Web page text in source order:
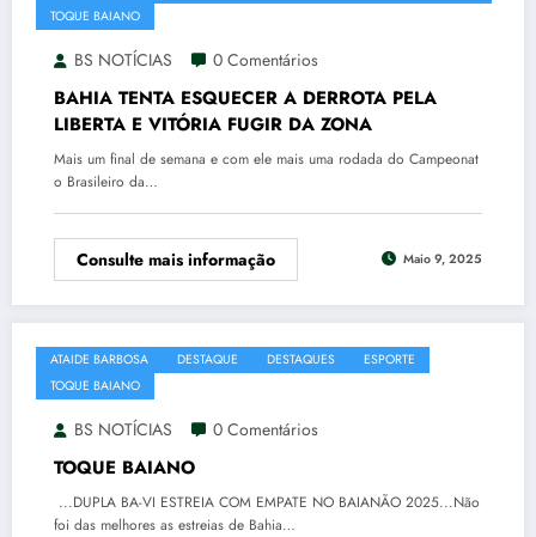
TOQUE BAIANO
BS NOTÍCIAS 0 Comentários
BAHIA TENTA ESQUECER A DERROTA PELA
LIBERTA E VITÓRIA FUGIR DA ZONA
Mais um final de semana e com ele mais uma rodada do Campeonat
o Brasileiro da…
Consulte mais informação Maio 9, 2025
ATAIDE BARBOSA DESTAQUE DESTAQUES
ESPORTE
TOQUE BAIANO
BS NOTÍCIAS 0 Comentários
TOQUE BAIANO
...DUPLA BA-VI ESTREIA COM EMPATE NO BAIANÃO 2025...Não
foi das melhores as estreias de Bahia…